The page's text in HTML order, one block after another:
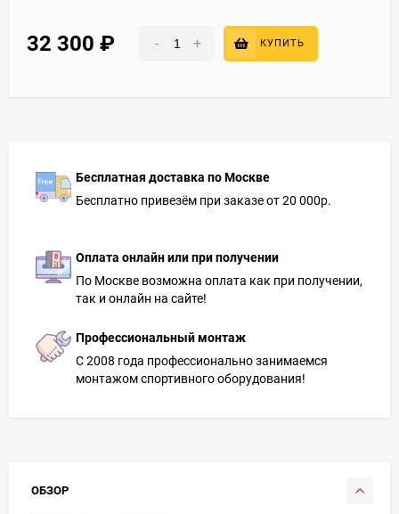
32 300 - + КУПИТЬ
Бесплатная доставка по Москве
Бесплатно привезём при заказе от 20 000р.
Оплата онлайн или при получении
По Москве возможна оплата как при получении,
так и онлайн на сайте!
Профессиональный монтаж
С 2008 года профессионально занимаемся
монтажом спортивного оборудования!
ОБЗОР